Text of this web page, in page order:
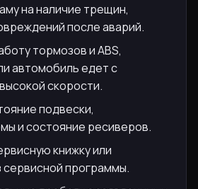
на наличие трещин,
после аварий.
тормозов и ABS,
автомобиль едет с
скорости.
подвески,
и состояние ресиверов.
книжку или
сервисной программы.